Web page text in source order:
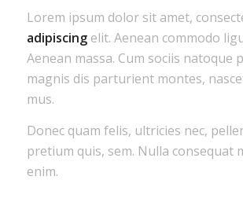
Lorem ipsum dolor sit amet,
adipiscingelit. Aenean commodo
Aenean massa. Cum sociis natoque
magnis dis parturient montes,
mus.
Donec quam felis, ultricies nec,
pretium quis, sem. Nulla consequat
enim.